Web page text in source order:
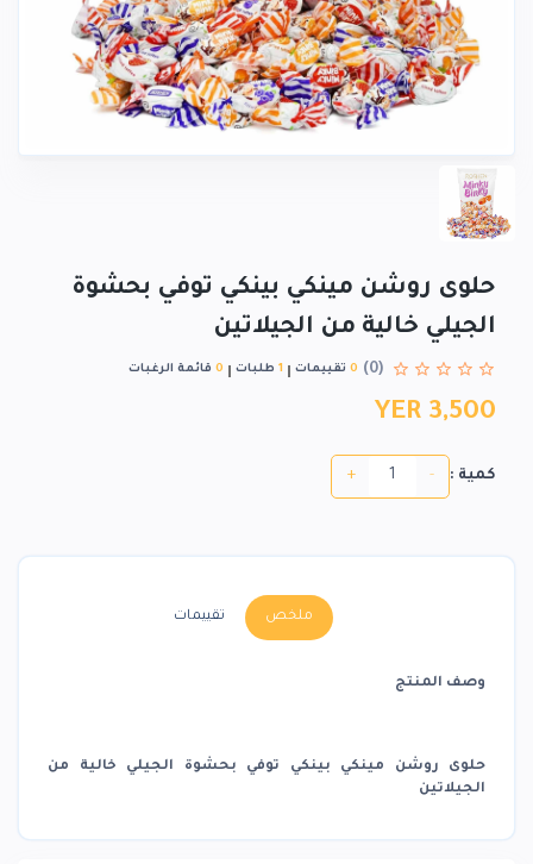
حلوى روشن مينكي بينكي توفي بحشوة
الجيلي خالية من الجيلاتين
(0)
0 تقييمات 1 طلبات 0 قائمة الرغبات
YER 3,500
كمية : -
+
ملخص تقييمات
وصف المنتج
حلوى روشن مينكي بينكي توفي بحشوة الجيلي خالية من
الجيلاتين